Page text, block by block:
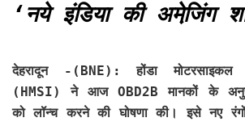
‘नये इंडिया की अमेजि़ंग
देहरादून -(BNE):
होंडा
(HMSI) ने आज OBD2B मानकों के
को लॉन्च करने की घोषणा की। इसे नए